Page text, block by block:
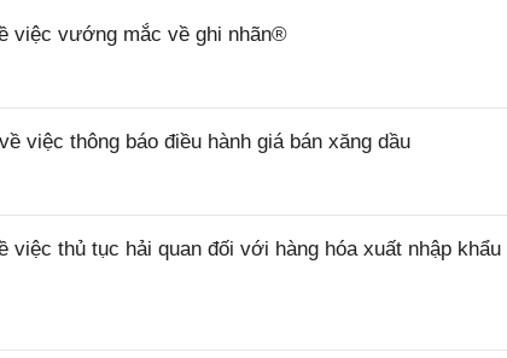
việc vướng mắc về ghi nhãn®
việc thông báo điều hành giá bán xăng dầu
việc thủ tục hải quan đối với hàng hóa xuất nhập khẩu